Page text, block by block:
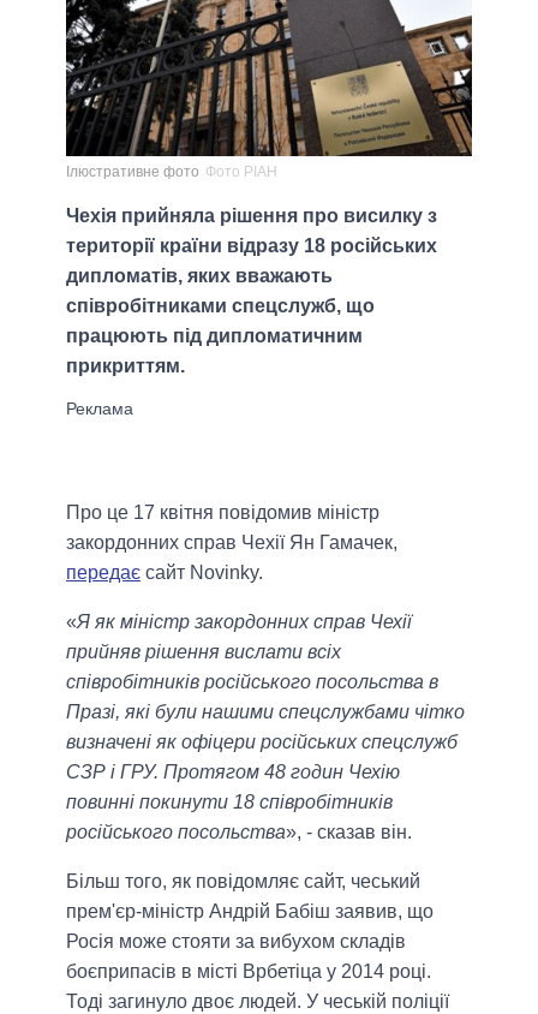
Ілюстративне фото Фото РІАН
Чехія прийняла рішення про висилку з
території країни відразу 18 російських
дипломатів, яких вважають
співробітниками спецслужб, що
працюють під дипломатичним
прикриттям.
Про це 17 квітня повідомив міністр
закордонних справ Чехії Ян Гамачек,
передає сайт Novinky.
«Я як міністр закордонних справ Чехії
прийняв рішення вислати всіх
співробітників російського посольства в
Празі, які були нашими спецслужбами чітко
визначені як офіцери російських спецслужб
СЗР і ГРУ. Протягом 48 годин Чехію
повинні покинути 18 співробітників
російського посольства», - сказав він.
Більш того, як повідомляє сайт, чеський
прем'єр-міністр Андрій Бабіш заявив, що
Росія може стояти за вибухом складів
боєприпасів в місті Врбетіца у 2014 році.
Тоді загинуло двоє людей. У чеській поліції